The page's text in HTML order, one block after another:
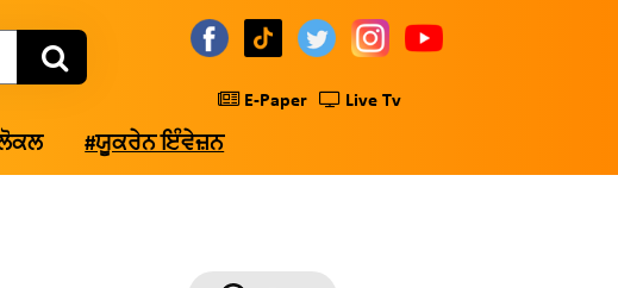
E-Paper Live Tv
#ਯੂਕਰੇਨ ਇੰਵੇਜ਼ਨ